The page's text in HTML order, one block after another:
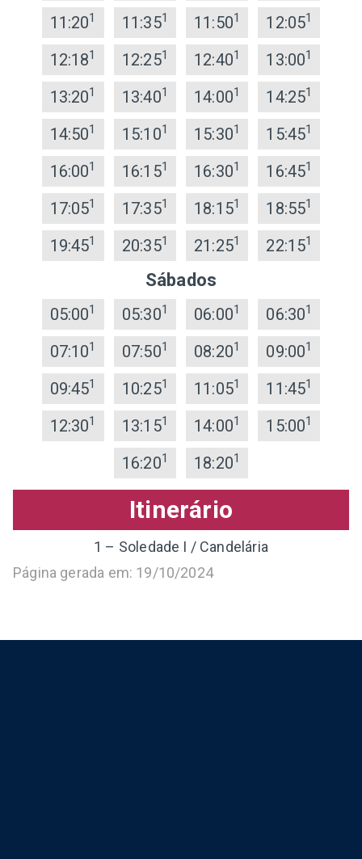
11:201 11:351 11:501 12:051
12:181 12:251 12:401 13:001
13:201 13:401 14:001 14:251
14:501 15:101 15:301 15:451
16:001 16:151 16:301 16:451
17:051 17:351 18:151 18:551
19:451 20:351 21:251 22:151
Sábados
05:001 05:301 06:001 06:301
07:101 07:501 08:201 09:001
09:451 10:251 11:051 11:451
12:301 13:151 14:001 15:001
16:201 18:201
Itinerário
1 – Soledade I / Candelária
Página gerada em: 19/10/2024